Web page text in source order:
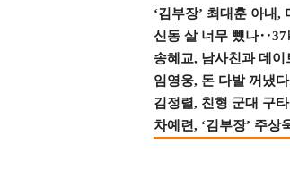
‘김부장’ 최대훈 아내
신동 살 너무 뺐나‥37
송혜교, 남사친과 데
임영웅, 돈 다발 꺼냈
김정렬, 친형 군대 구
차예련, ‘김부장’ 주